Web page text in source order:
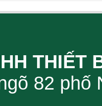
THIẾT
82